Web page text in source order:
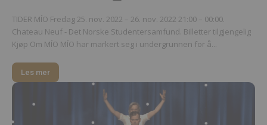
TIDER MÍO Fredag 25. nov. 2022 – 26. nov. 2022 21:00 – 00:00.
Chateau Neuf - Det Norske Studentersamfund. Billetter tilgjengelig
Kjøp Om MÍO MÍO har markert seg i undergrunnen for å...
Les mer